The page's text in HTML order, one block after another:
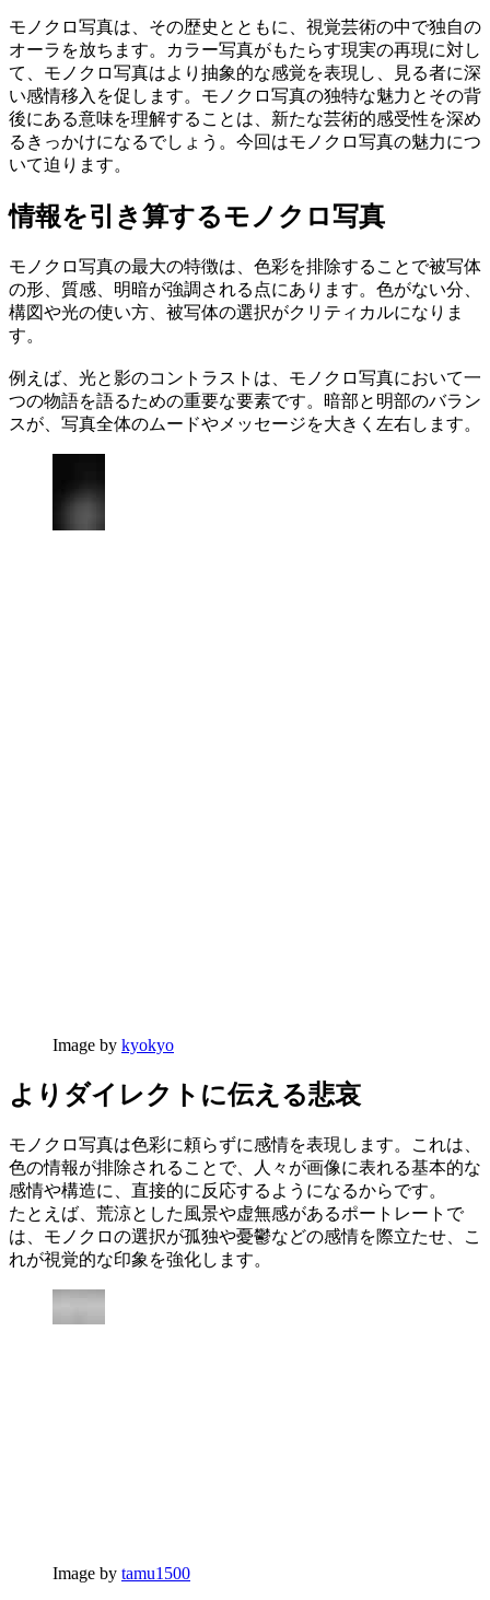
モノクロ写真は、その歴史とともに、視覚芸術の中で独自の
オーラを放ちます。カラー写真がもたらす現実の再現に対し
て、モノクロ写真はより抽象的な感覚を表現し、見る者に深
い感情移入を促します。モノクロ写真の独特な魅力とその背
後にある意味を理解することは、新たな芸術的感受性を深め
るきっかけになるでしょう。今回はモノクロ写真の魅力につ
いて迫ります。
情報を引き算するモノクロ写真
モノクロ写真の最大の特徴は、色彩を排除することで被写体
の形、質感、明暗が強調される点にあります。色がない分、
構図や光の使い方、被写体の選択がクリティカルになりま
す。
例えば、光と影のコントラストは、モノクロ写真において一
つの物語を語るための重要な要素です。暗部と明部のバラン
スが、写真全体のムードやメッセージを大きく左右します。
Image by kyokyo
よりダイレクトに伝える悲哀
モノクロ写真は色彩に頼らずに感情を表現します。これは、
色の情報が排除されることで、人々が画像に表れる基本的な
感情や構造に、直接的に反応するようになるからです。
たとえば、荒涼とした風景や虚無感があるポートレートで
は、モノクロの選択が孤独や憂鬱などの感情を際立たせ、こ
れが視覚的な印象を強化します。
Image by tamu1500